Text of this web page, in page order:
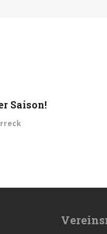
Saison!